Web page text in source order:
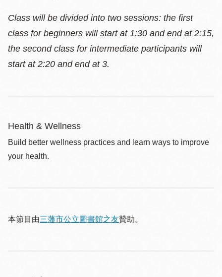
Class will be divided into two sessions: the first
class for beginners will start at 1:30 and end at 2:15,
the second class for intermediate participants will
start at 2:20 and end at 3.
Health & Wellness
Build better wellness practices and learn ways to improve
your health.
本節目由三藩市公立圖書館之友贊助。